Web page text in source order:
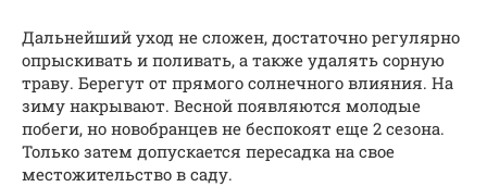
Дальнейший уход не сложен, достаточно регулярно
опрыскивать и поливать, а также удалять сорную
траву. Берегут от прямого солнечного влияния. На
зиму накрывают. Весной появляются молодые
побеги, но новобранцев не беспокоят еще 2 сезона.
Только затем допускается пересадка на свое
местожительство в саду.